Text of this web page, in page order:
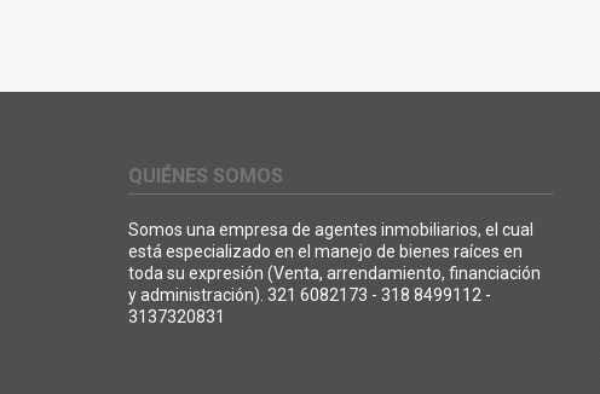
QUIÉNES SOMOS
Somos una empresa de agentes inmobiliarios, el cual
está especializado en el manejo de bienes raíces en
toda su expresión (Venta, arrendamiento, financiación
y administración). 321 6082173 - 318 8499112 -
3137320831